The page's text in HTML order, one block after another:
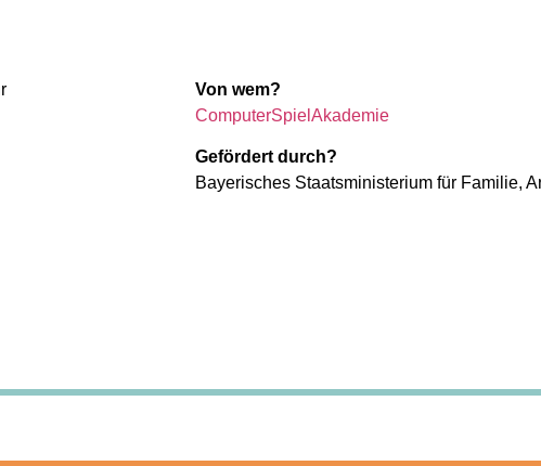
Von wem?
ComputerSpielAkademie
Gefördert durch?
Bayerisches Staatsministerium für Familie,